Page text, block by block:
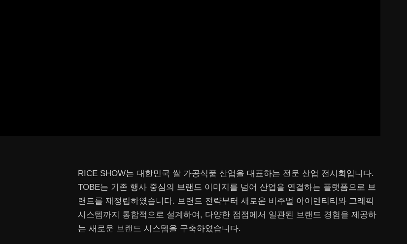
RICE SHOW는 대한민국 쌀 가공식품 산업을 대표하는 전문 산업 전시회입니다.
TOBE는 기존 행사 중심의 브랜드 이미지를 넘어 산업을 연결하는 플랫폼으로 브
랜드를 재정립하였습니다. 브랜드 전략부터 새로운 비주얼 아이덴티티와 그래픽
시스템까지 통합적으로 설계하여, 다양한 접점에서 일관된 브랜드 경험을 제공하
는 새로운 브랜드 시스템을 구축하였습니다.